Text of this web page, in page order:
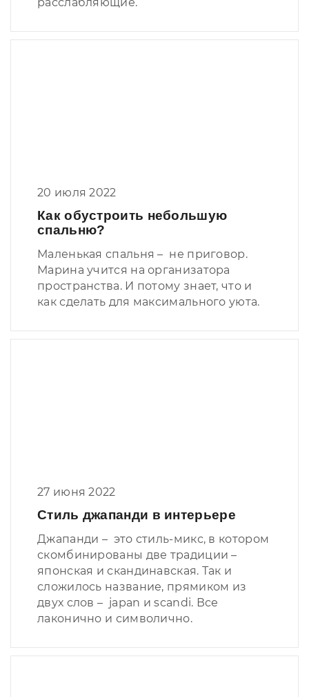
20 июля 2022
Как обустроить небольшую
спальню?
Маленькая спальня – не приговор.
Марина учится на организатора
пространства. И потому знает, что и
как сделать для максимального уюта.
27 июня 2022
Стиль джапанди в интерьере
Джапанди – это стиль-микс, в котором
скомбинированы две традиции –
японская и скандинавская. Так и
сложилось название, прямиком из
двух слов – japan и scandi. Все
лаконично и символично.